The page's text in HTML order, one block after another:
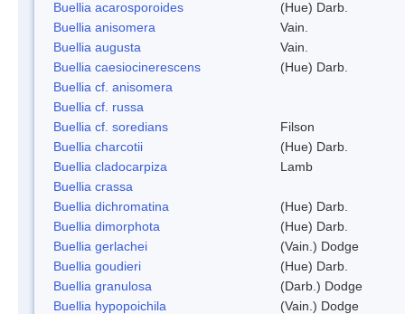
Buellia acarosporoides
(Hue) Darb.
Buellia anisomera
Vain.
Buellia augusta
Vain.
Buellia caesiocinerescens
(Hue) Darb.
Buellia cf. anisomera
Buellia cf. russa
Buellia cf. soredians
Filson
Buellia charcotii
(Hue) Darb.
Buellia cladocarpiza
Lamb
Buellia crassa
Buellia dichromatina
(Hue) Darb.
Buellia dimorphota
(Hue) Darb.
Buellia gerlachei
(Vain.) Dodge
Buellia goudieri
(Hue) Darb.
Buellia granulosa
(Darb.) Dodge
Buellia hypopoichila
(Vain.) Dodge